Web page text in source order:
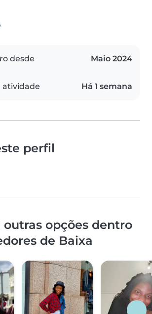
desde Maio 2024
atividade Há 1 semana
perfil
outras opções dentro
de Baixa